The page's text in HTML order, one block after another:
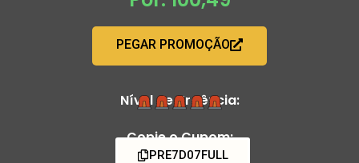
PEGAR PROMOÇÃO
Nível de Urgência:
Copie o Cupom:
PRE7D07FULL